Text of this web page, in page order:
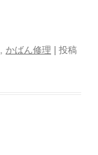
かばん修理 | 投稿